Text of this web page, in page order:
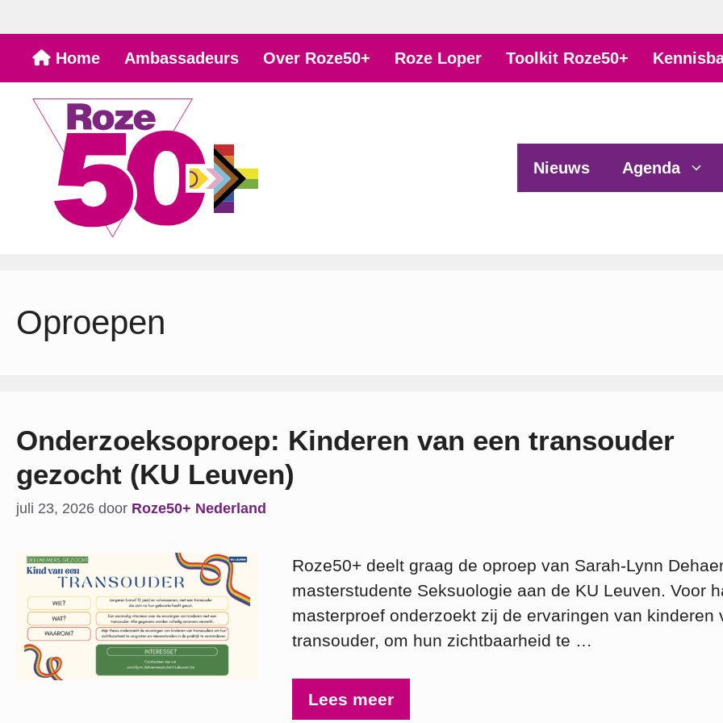
naar
inhoud
Home Ambassadeurs Over Roze50+ Roze Loper Toolkit Roze50+
Nieuws Agenda
Oproepen
Onderzoeksoproep: Kinderen van een transouder
gezocht (KU Leuven)
juli 23, 2026 door Roze50+ Nederland
Roze50+ deelt graag de oproep van Sarah‑Lynn
masterstudente Seksuologie aan de KU Leuven. Voor
masterproef onderzoekt zij de ervaringen van kinderen
transouder, om hun zichtbaarheid te …
Lees meer